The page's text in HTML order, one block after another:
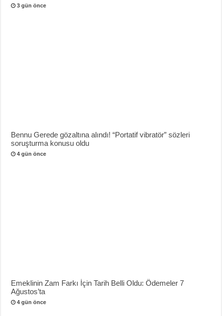
3 gün önce
Bennu Gerede gözaltına alındı! “Portatif vibratör” sözleri
soruşturma konusu oldu
4 gün önce
Emeklinin Zam Farkı İçin Tarih Belli Oldu: Ödemeler 7
Ağustos’ta
4 gün önce